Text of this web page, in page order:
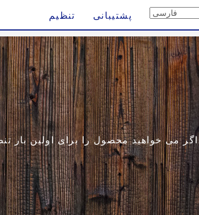
تنظیم پشتیبانی
اگر می خواهید محصول را برای اولین بار